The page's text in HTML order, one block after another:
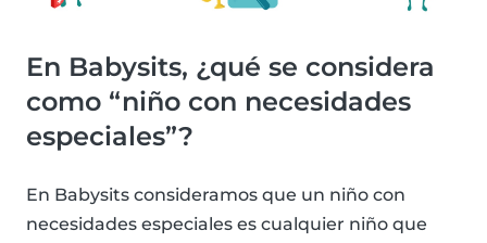
En Babysits, ¿qué se considera
como “niño con necesidades
especiales”?
En Babysits consideramos que un niño con
necesidades especiales es cualquier niño que